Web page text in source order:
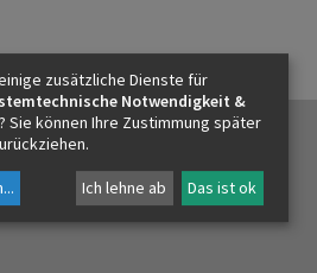
zusätzliche Dienste für
Notwendigkeit &
Sie können Ihre Zustimmung später
... Ich lehne ab Das ist ok